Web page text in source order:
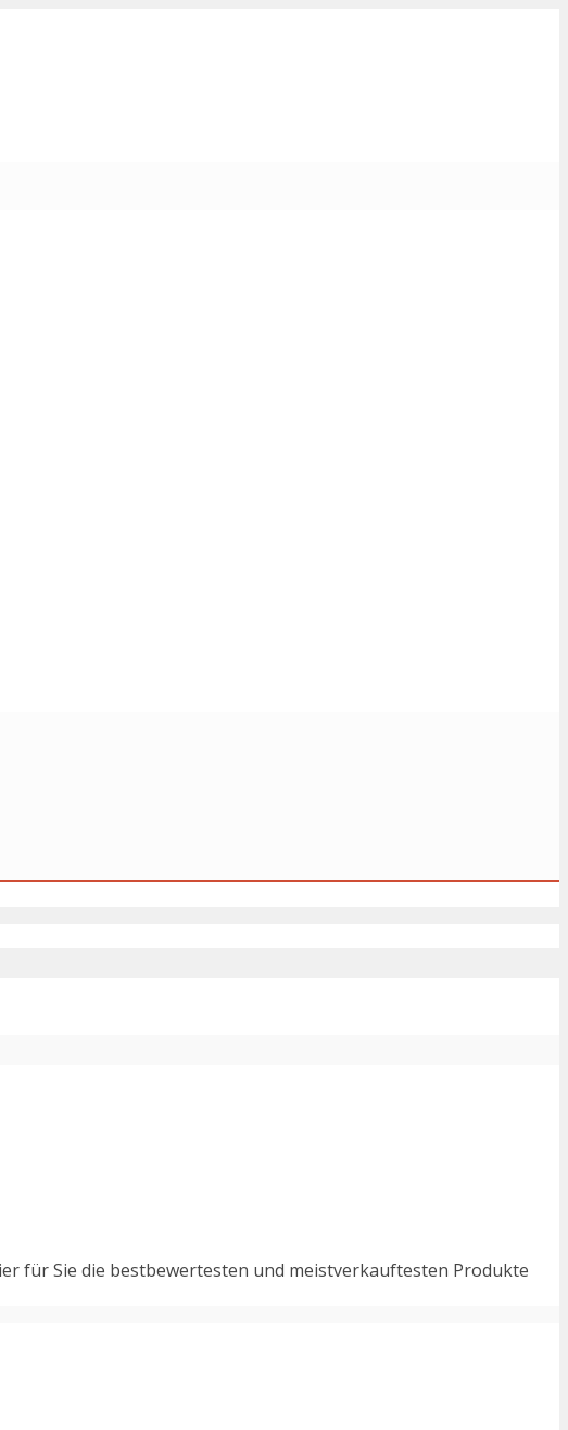
für Sie die bestbewertesten und meistverkauftesten Produkte